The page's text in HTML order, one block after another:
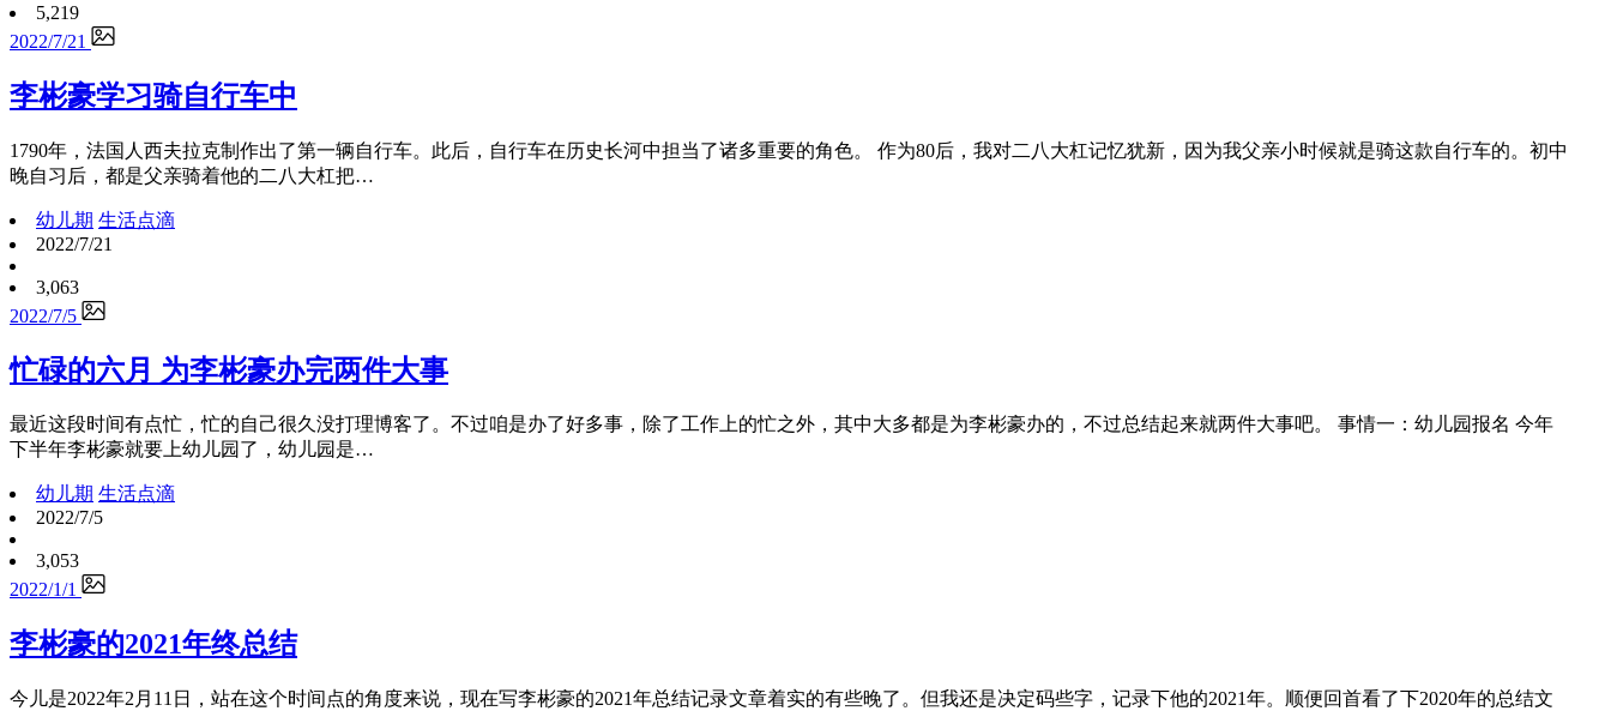
5,219
2022/7/21
李彬豪学习骑自行车中
1790年，法国人西夫拉克制作出了第一辆自行车。此后，自行车在历史长河中担当了诸多重要的角色。 作为80后，我对二八大杠记忆犹新，因为我父亲小时候就是骑这款自行车的。初中
晚自习后，都是父亲骑着他的二八大杠把…
幼儿期 生活点滴
2022/7/21
3,063
2022/7/5
忙碌的六月 为李彬豪办完两件大事
最近这段时间有点忙，忙的自己很久没打理博客了。不过咱是办了好多事，除了工作上的忙之外，其中大多都是为李彬豪办的，不过总结起来就两件大事吧。 事情一：幼儿园报名 今年
下半年李彬豪就要上幼儿园了，幼儿园是…
幼儿期 生活点滴
2022/7/5
3,053
2022/1/1
李彬豪的2021年终总结
今儿是2022年2月11日，站在这个时间点的角度来说，现在写李彬豪的2021年总结记录文章着实的有些晚了。但我还是决定码些字，记录下他的2021年。顺便回首看了下2020年的总结文